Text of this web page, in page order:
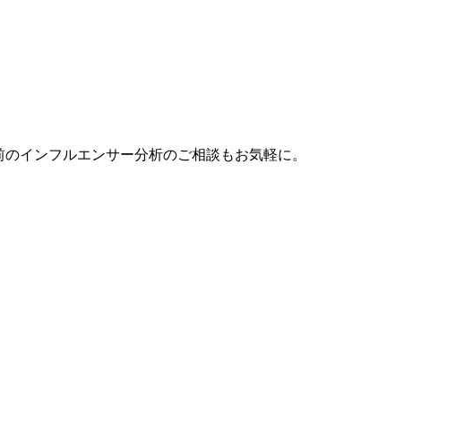
インフルエンサー分析のご相談もお気軽に。